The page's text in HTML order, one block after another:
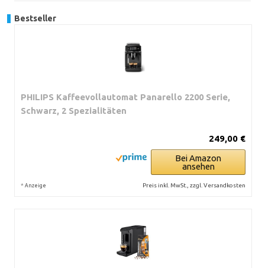
Bestseller
PHILIPS Kaffeevollautomat Panarello 2200 Serie,
Schwarz, 2 Spezialitäten
249,00 €
Bei Amazon
ansehen
* Anzeige Preis inkl. MwSt., zzgl. Versandkosten